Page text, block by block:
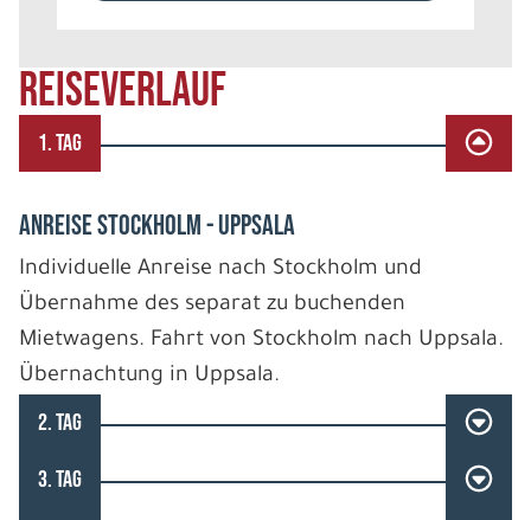
REISEVERLAUF
1. TAG
ANREISE STOCKHOLM - UPPSALA
Individuelle Anreise nach Stockholm und
Übernahme des separat zu buchenden
Mietwagens. Fahrt von Stockholm nach Uppsala.
Übernachtung in Uppsala.
2. TAG
3. TAG